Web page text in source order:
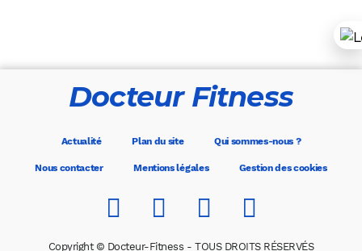
Docteur Fitness
Actualité Plan du site Qui sommes-nous ?
Nous contacter Mentions légales Gestion des cookies
Copyright © Docteur-Fitness - TOUS DROITS RÉSERVÉS